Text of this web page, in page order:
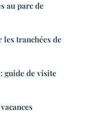
au parc de
les tranchées de
guide de visite